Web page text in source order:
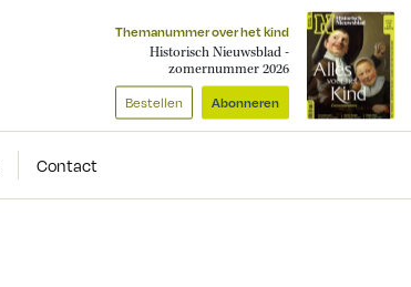
Themanummer over het kind
Historisch Nieuwsblad -
zomernummer 2026
Bestellen Abonneren
Contact